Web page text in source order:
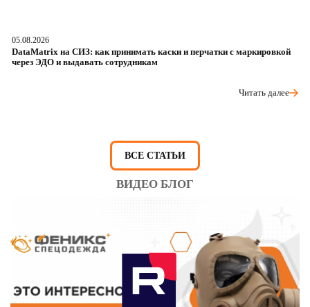
05.08.2026
DataMatrix на СИЗ: как принимать каски и перчатки с маркировкой
через ЭДО и выдавать сотрудникам
Читать далее
ВСЕ СТАТЬИ
ВИДЕО БЛОГ